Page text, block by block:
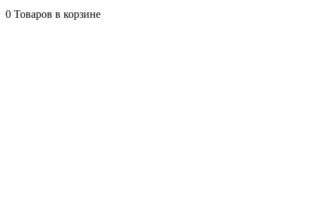
0 Товаров в корзине